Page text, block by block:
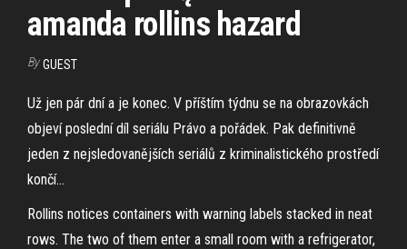
amanda rollins hazard
By GUEST
Už jen pár dní a je konec. V příštím týdnu se na obrazovkách
objeví poslední díl seriálu Právo a pořádek. Pak definitivně
jeden z nejsledovanějších seriálů z kriminalistického prostředí
končí…
Rollins notices containers with warning labels stacked in neat
rows. The two of them enter a small room with a refrigerator,